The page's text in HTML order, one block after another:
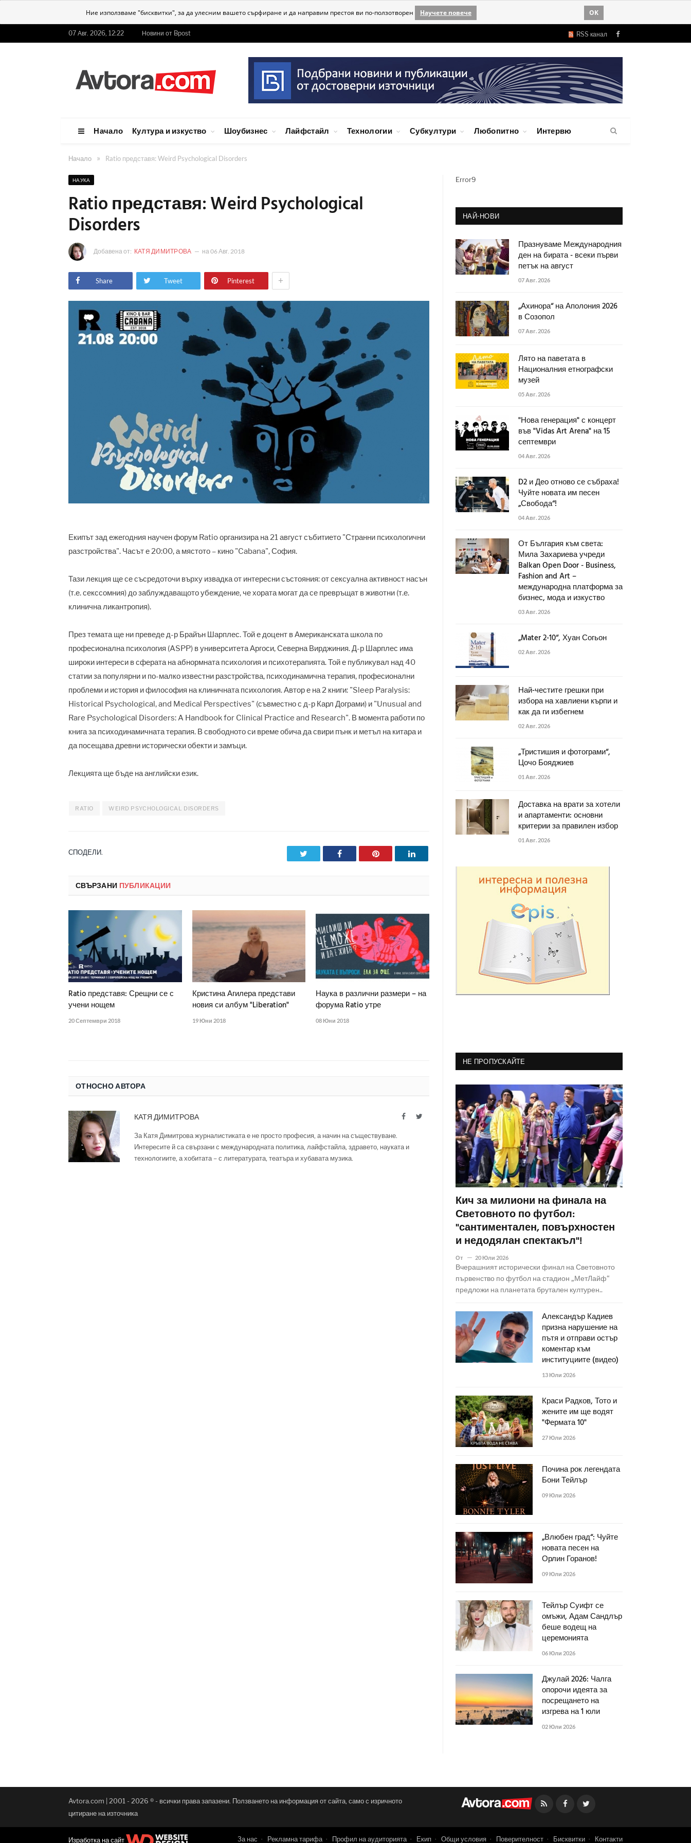
Ние използваме "бисквитки", за да улесним вашето сърфиране и да направим престоя ви по-ползотворен Научете повече OK
07 Авг. 2026, 12:22 Новини от Bpost RSS канал Facebook
Начало Култура и изкуство Шоубизнес Лайфстайл Технологии Субкултури Любопитно Интервю
Начало » Ratio представя: Weird Psychological Disorders
НАУКА
Ratio представя: Weird Psychological
Disorders
Добавена от: КАТЯ ДИМИТРОВА на 06 Авг. 2018
Share Tweet Pinterest +
Екипът зад ежегодния научен форум Ratio организира на 21 август събитието "Странни психологични
разстройства". Часът е 20:00, а мястото – кино "Cabana", София.
Тази лекция ще се съсредоточи върху извадка от интересни състояния: от сексуална активност насън
(т.е. секссомния) до заблуждаващото убеждение, че хората могат да се превръщат в животни (т.е.
клинична ликантропия).
През темата ще ни преведе д-р Брайън Шарплес. Той е доцент в Американската школа по
професионална психология (ASPP) в университета Аргоси, Северна Вирджиния. Д-р Шарплес има
широки интереси в сферата на абнормната психология и психотерапията. Той е публикувал над 40
статии за популярни и по-малко известни разстройства, психодинамична терапия, професионални
проблеми и история и философия на клиничната психология. Автор е на 2 книги: "Sleep Paralysis:
Historical Psychological, and Medical Perspectives" (съвместно с д-р Карл Дограми) и "Unusual and
Rare Psychological Disorders: A Handbook for Clinical Practice and Research". В момента работи по
книга за психодинамичната терапия. В свободното си време обича да свири пънк и метъл на китара и
да посещава древни исторически обекти и замъци.
Лекцията ще бъде на английски език.
RATIO WEIRD PSYCHOLOGICAL DISORDERS
СПОДЕЛИ. Facebook Pinterest LinkedIn
СВЪРЗАНИ ПУБЛИКАЦИИ
Ratio представя: Срещни се с
учени нощем
20 Септември 2018
Кристина Агилера представи
новия си албум "Liberation"
19 Юни 2018
Наука в различни размери – на
форума Ratio утре
08 Юни 2018
ОТНОСНО АВТОРА
КАТЯ ДИМИТРОВА FacebookTwitter
За Катя Димитрова журналистиката е не просто професия, а начин на съществуване.
Интересите й са свързани с международната политика, лайфстайла, здравето, науката и
технологиите, а хобитата – с литературата, театъра и хубавата музика.
Error9
НАЙ-НОВИ
Празнуваме Международния
ден на бирата - всеки първи
петък на август
07 Авг. 2026
„Ахинора“ на Аполония 2026
в Созопол
07 Авг. 2026
Лято на паветата в
Националния етнографски
музей
05 Авг. 2026
"Нова генерация" с концерт
във "Vidas Art Arena" на 15
септември
04 Авг. 2026
D2 и Део отново се събраха!
Чуйте новата им песен
„Свобода“!
04 Авг. 2026
От България към света:
Мила Захариева учреди
Balkan Open Door - Business,
Fashion and Art –
международна платформа за
бизнес, мода и изкуство
03 Авг. 2026
„Mater 2-10“, Хуан Согьон
02 Авг. 2026
Най-честите грешки при
избора на хавлиени кърпи и
как да ги избегнем
02 Авг. 2026
„Тристишия и фотограми“,
Цочо Бояджиев
01 Авг. 2026
Доставка на врати за хотели
и апартаменти: основни
критерии за правилен избор
01 Авг. 2026
НЕ ПРОПУСКАЙТЕ
Кич за милиони на финала на
Световното по футбол:
"сантиментален, повърхностен
и недодялан спектакъл"!
От 20 Юли 2026
Вчерашният исторически финал на Световното
първенство по футбол на стадион „МетЛайф“
предложи на планетата брутален културен..
Александър Кадиев
призна нарушение на
пътя и отправи остър
коментар към
институциите (видео)
13 Юли 2026
Краси Радков, Тото и
жените им ще водят
"Фермата 10"
27 Юли 2026
Почина рок легендата
Бони Тейлър
09 Юли 2026
„Влюбен град“: Чуйте
новата песен на
Орлин Горанов!
09 Юли 2026
Тейлър Суифт се
омъжи, Адам Сандлър
беше водещ на
церемонията
06 Юли 2026
Джулай 2026: Чалга
опорочи идеята за
посрещането на
изгрева на 1 юли
02 Юли 2026
Avtora.com | 2001 - 2026 ® - всички права запазени. Ползването на информация от сайта, само с изричното
цитиране на източника
Facebook
Изработка на сайт За нас Рекламна тарифа Профил на аудиторията Екип Общи условия Поверителност Бисквитки Контакти